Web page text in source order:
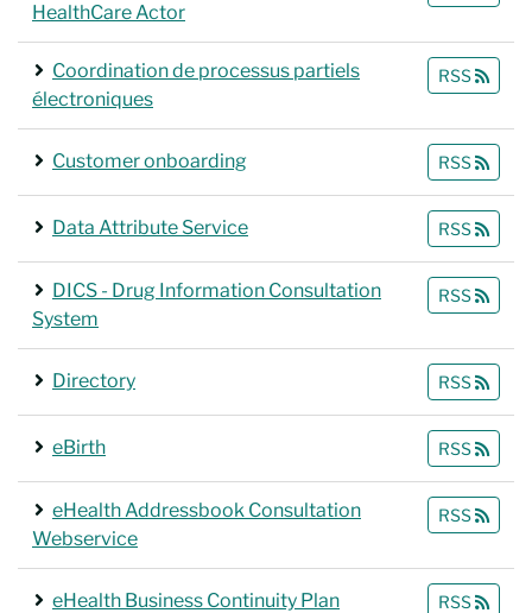
HealthCare Actor
Coordination de processus partiels
électroniques
RSS
Customer onboarding RSS
Data Attribute Service RSS
DICS - Drug Information Consultation
System
RSS
Directory RSS
eBirth RSS
eHealth Addressbook Consultation
Webservice
RSS
eHealth Business Continuity Plan RSS